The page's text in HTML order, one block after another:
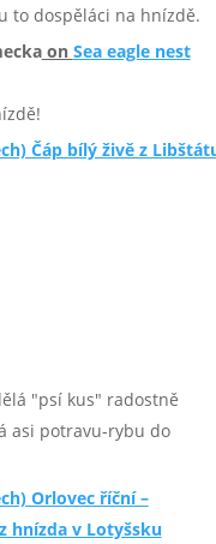
to dospěláci na hnízdě.
on Sea eagle nest
Čáp bílý živě z
"psí kus" radostně
asi potravu-rybu do
Orlovec říční –
hnízda v Lotyšsku